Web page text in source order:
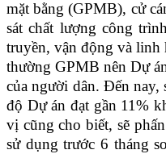
mặt bằng (GPMB), cử
sát chất lượng công
truyền, vận động và linh
thường GPMB nên Dự
của người dân. Đến nay,
độ Dự án đạt gần 11%
vị cũng cho biết, sẽ
sử dụng trước 6 tháng